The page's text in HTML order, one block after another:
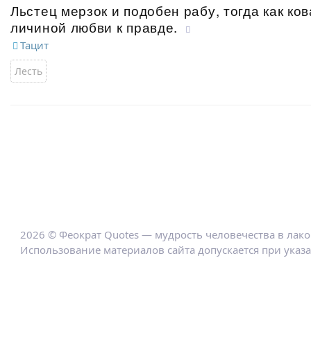
Льстец мерзок и подобен рабу, тогда как
личиной любви к правде.
Тацит
Лесть
2026 © Феократ Quotes — мудрость человечества в
Использование материалов сайта допускается при